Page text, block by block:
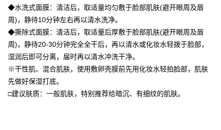
消。如遇 “转专审核”未通过状况，表示未达系统评分，恕无法说明评估内
容。
【缴款方式说明】
1. 分期款项不并入电信账单，“大哥付你分期”于每月结算日后寄送缴费提醒
短信。
2. 通过短信链接打开账单后，可选择 “超商条码／台湾大直营门市／银行转
【注意事项】
1. 本服务系由 “台湾大哥大股份有限公司”所提供，让用户于交易时，得通过
本服务购买商品或服务，并由商店将买卖／分期付款买卖价金债权让与本公
3. 訂單確認後不需事先繳費，商品會配送至您的指定地址。
AFTEE APP推播通知。
5. 收到商品當下無需繳費，確認無誤後，請再利用繳費通知簡訊或AFTEE
APP於四大便利商店‧ATM/網銀等方式進行付款。
請留意繳費期限為 14 天。唯有下載 AFTEE App 成為 AFTEE 會員者方能享
有最長 45 天內付款之服務。
繳費期限，為商家向您請款的時間，再加上使用AFTEE可延長的天數所計算
出。使用AFTEE下訂可以延長您收到商品前的繳費天數，但無法保證一定能
运送方式
全家付款取貨
每笔NT$70，满NT$1,000(含以上)免运费
付款後全家取貨
每笔NT$70，满NT$1,000(含以上)免运费
萊爾富取貨付款
◆水洗式面膜：清洁后，取适量均匀敷于脸部肌肤(避开眼周及唇
周)，静待10分钟左右再以清水洗净。
◆撕除式面膜：清洁后，取适量后厚敷于脸部肌肤(避开眼周及唇
周)，静待20-30分钟完全全干后，再以清水或化妆水轻拨于脸部，
湿润后即可分离，届时再以清水冲洗干净。
※干性肌、混合肌肤，使用敷卵壳膜前先用化妆水轻拍脸部，肌肤
先做好保湿打底。
□建议肤质：一般肌肤，特别推荐给暗沉、有细纹的肌肤。